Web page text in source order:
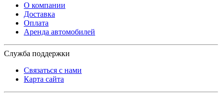
О компании
Доставка
Оплата
Аренда автомобилей
Служба поддержки
Связаться с нами
Карта сайта